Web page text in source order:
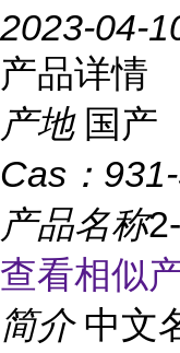
2023-04-
产品详情
产地 国产
Cas：
产品名称
查看相似
简介 中文